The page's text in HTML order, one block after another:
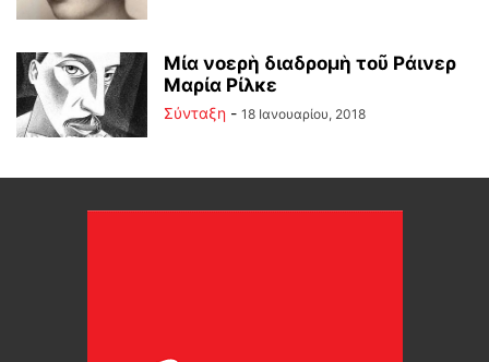
Μία νοερὴ διαδρομὴ τοῦ Ράινερ
Μαρία Ρίλκε
Σύνταξη - 18 Ιανουαρίου, 2018